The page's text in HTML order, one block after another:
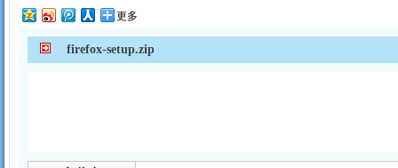
更多
firefox-setup.zip